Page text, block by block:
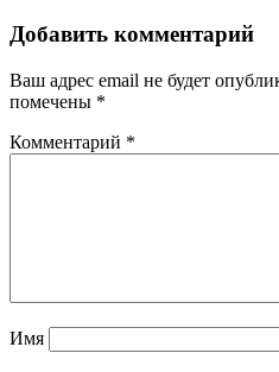
Добавить комментарий
Ваш адрес email не будет
помечены *
Комментарий *
Имя